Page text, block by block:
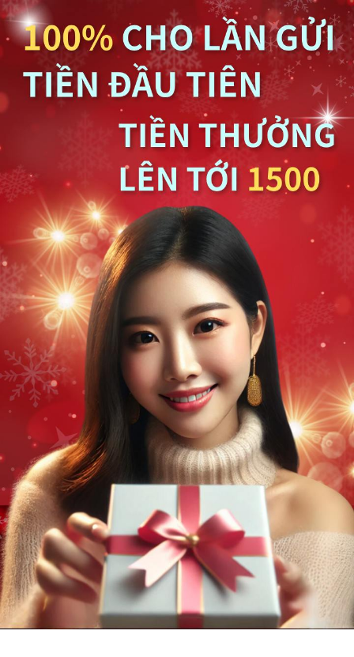
CONTACT
搜尋
简体